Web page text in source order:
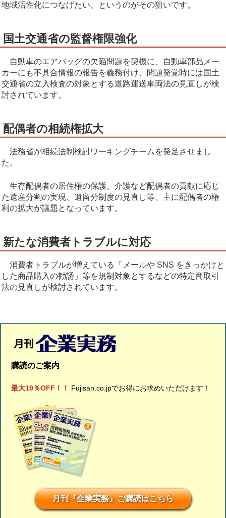
地域活性化につなげたい、というのがその狙いです。
国土交通省の監督権限強化
自動車のエアバッグの欠陥問題を契機に、自動車部品メー
カーにも不具合情報の報告を義務付け、問題発覚時には国土
交通省の立入検査の対象とする道路運送車両法の見直しが検
討されています。
配偶者の相続権拡大
法務省が相続法制検討ワーキングチームを発足させまし
た。
生存配偶者の居住権の保護、介護など配偶者の貢献に応じ
た遺産分割の実現、遺留分制度の見直し等、主に配偶者の権
利の拡大が議題となっています。
新たな消費者トラブルに対応
消費者トラブルが増えている「メールや SNS をきっかけと
した商品購入の勧誘」等を規制対象とするなどの特定商取引
法の見直しが検討されています。
購読のご案内
最大19％OFF！！ Fujisan.co.jpでお得にお求めいただけます！
月刊『企業実務』ご購読はこちら